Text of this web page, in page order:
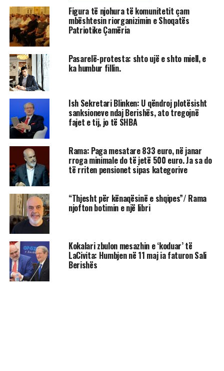
Figura të njohura të komunitetit çam
mbështesin riorganizimin e Shoqatës
Patriotike Çamëria
Pasarelë-protesta: shto ujë e shto miell, e
ka humbur fillin.
Ish Sekretari Blinken: U qëndroj plotësisht
sanksioneve ndaj Berishës, ato tregojnë
fajet e tij, jo të SHBA
Rama: Paga mesatare 833 euro, në janar
rroga minimale do të jetë 500 euro. Ja sa do
të rriten pensionet sipas kategorive
“Thjesht për kënaqësinë e shqipes”/ Rama
njofton botimin e një libri
Kokalari zbulon mesazhin e ‘koduar’ të
LaCivita: Humbjen në 11 maj ia faturon Sali
Berishës